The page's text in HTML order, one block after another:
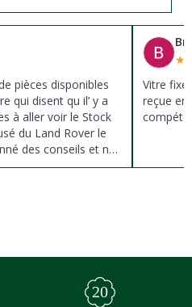
pièces disponibles
qui disent qu il’ y a
à aller voir le Stock
du Land Rover le
des conseils et ne
au top du top
★
Vitre
reçue